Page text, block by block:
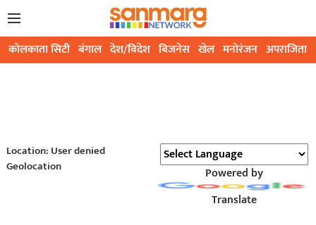
कोलकाता सिटी बंगाल देश/विदेश बिजनेस खेल मनोरंजन अपराजिता
Location: User denied
Geolocation
Powered by
Translate